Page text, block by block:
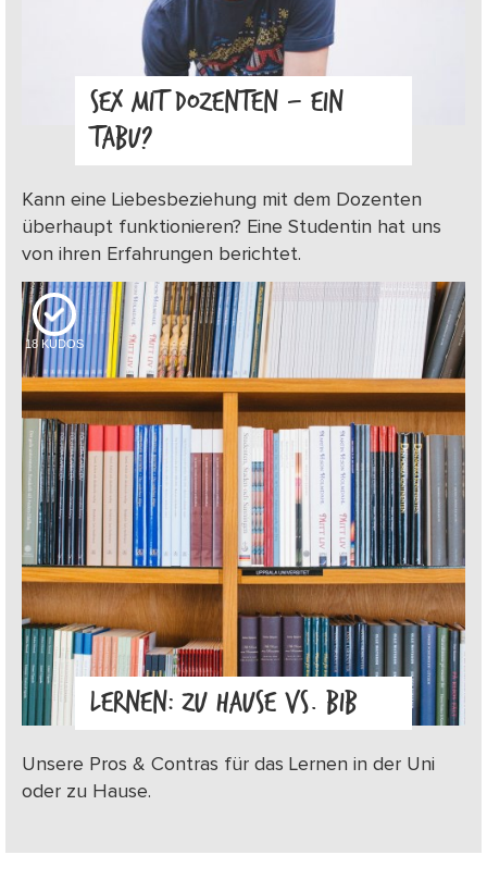
SEX MIT DOZENTEN – EIN
TABU?
Kann eine Liebesbeziehung mit dem Dozenten
überhaupt funktionieren? Eine Studentin hat uns
von ihren Erfahrungen berichtet.
18 KUDOS
LERNEN: ZU HAUSE VS. BIB
Unsere Pros & Contras für das Lernen in der Uni
oder zu Hause.